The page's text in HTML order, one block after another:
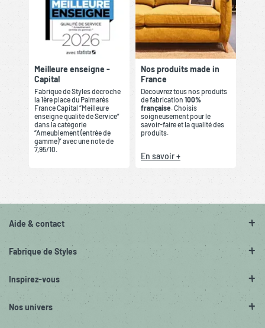
Meilleure enseigne -
Capital
Fabrique de Styles décroche
la 1ère place du Palmarès
France Capital “Meilleure
enseigne qualité de Service”
dans la catégorie
“Ameublement (entrée de
gamme)” avec une note de
7,95/10.
Nos produits made in
France
Découvrez tous nos produits
de fabrication 100%
française . Choisis
soigneusement pour le
savoir-faire et la qualité des
produits.
En savoir +
Aide & contact
Fabrique de Styles
Inspirez-vous
Nos univers